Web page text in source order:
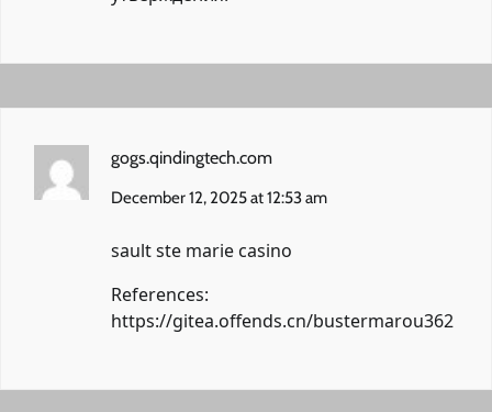
gogs.qindingtech.com
December 12, 2025 at 12:53 am
sault ste marie casino
References:
https://gitea.offends.cn/bustermarou362